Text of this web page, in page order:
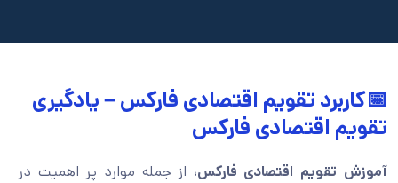
📅کاربرد تقویم اقتصادی فارکس – یادگیری
تقویم اقتصادی فارکس
آموزش تقویم اقتصادی فارکس، از جمله موارد پر اهمیت در